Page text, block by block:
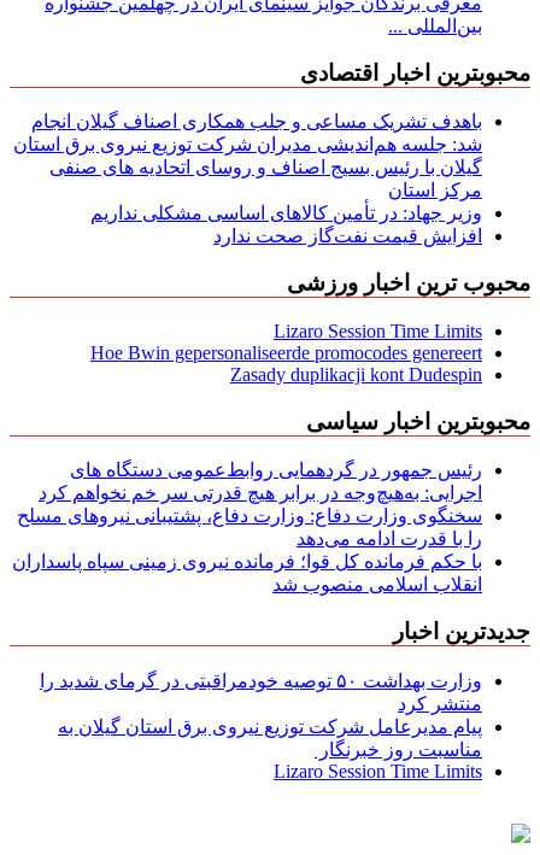
بین‌المللی ...
محبوبترین اخبار اقتصادی
باهدف تشریک مساعی و جلب همکاری اصناف گیلان انجام
شد: جلسه هم‌اندیشی مدیران شركت توزیع نیروی برق استان
گیلان با رئیس بسیج اصناف و روسای اتحادیه های صنفی
مركز استان
وزیر جهاد: در تأمین کالاهای اساسی مشکلی نداریم
افزایش قیمت نفت‌گاز صحت ندارد
محبوب ترین اخبار ورزشی
Lizaro Session Time Limits
Hoe Bwin gepersonaliseerde promocodes genereert
Zasady duplikacji kont Dudespin
محبوبترین اخبار سیاسی
رئیس جمهور در گردهمایی روابط‌عمومی دستگاه های
اجرایی: به‌هیچ‌وجه در برابر هیچ قدرتی سر خم نخواهم کرد
سخنگوی وزارت دفاع: وزارت دفاع، پشتیبانی نیرو‌های مسلح
را با قدرت ادامه می‌دهد
با حکم فرمانده کل قوا؛ فرمانده نیروی زمینی سپاه پاسداران
انقلاب اسلامی منصوب شد
جدیدترین اخبار
وزارت بهداشت ۵۰ توصیه خودمراقبتی در گرمای شدید را
منتشر کرد
پیام مدیرعامل شركت توزیع نیروی برق استان گیلان به
مناسبت روز خبرنگار ‌
Lizaro Session Time Limits